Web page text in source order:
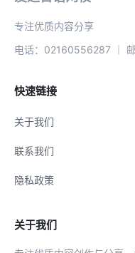
专注优质内容分享
电话：02160556287 ｜
快速链接
关于我们
联系我们
隐私政策
关于我们